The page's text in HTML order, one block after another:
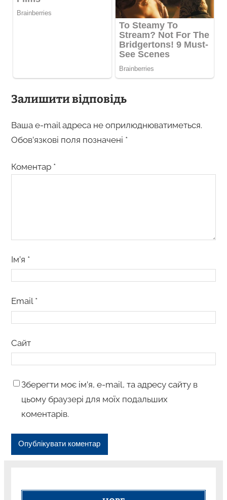
Залишити відповідь
Ваша e-mail адреса не оприлюднюватиметься.
Обов’язкові поля позначені *
Коментар *
Ім’я *
Email *
Сайт
Зберегти моє ім’я, e-mail, та адресу сайту в
цьому браузері для моїх подальших
коментарів.